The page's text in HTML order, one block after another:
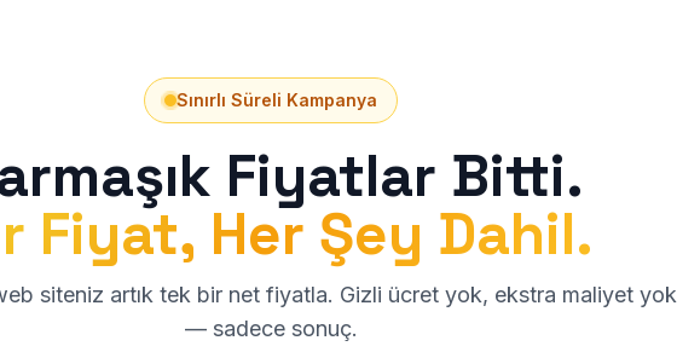
Sınırlı Süreli Kampanya
Fiyatlar Bitti.
Fiyat, Her Şey Dahil.
siteniz artık tek bir net fiyatla. Gizli ücret yok, ekstra maliyet yok
— sadece sonuç.